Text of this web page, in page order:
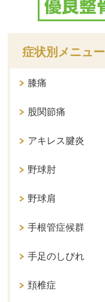
症状別メニュー
膝痛
股関節痛
アキレス腱炎
野球肘
野球肩
手根管症候群
手足のしびれ
頚椎症